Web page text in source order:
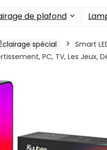
de plafond
spécial
Smart
PC, TV, Les Jeux,